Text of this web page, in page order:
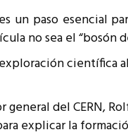
un paso esencial
no sea el “bosón
del CERN,
explicar la